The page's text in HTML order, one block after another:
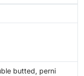
butted, perni